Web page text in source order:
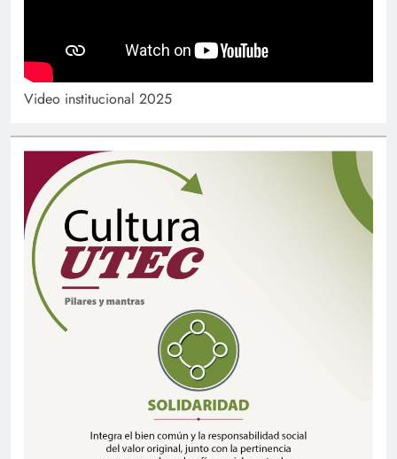
Video institucional 2025